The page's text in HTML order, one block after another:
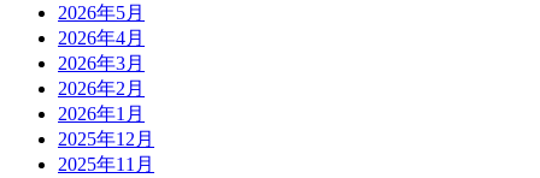
2026年5月
2026年4月
2026年3月
2026年2月
2026年1月
2025年12月
2025年11月